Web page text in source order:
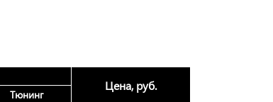
Цена, руб.
Тюнинг